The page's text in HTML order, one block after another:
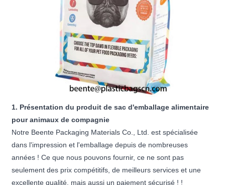
1. Présentation du produit de sac d'emballage alimentaire
pour animaux de compagnie
Notre Beente Packaging Materials Co., Ltd. est spécialisée
dans l'impression et l'emballage depuis de nombreuses
années ! Ce que nous pouvons fournir, ce ne sont pas
seulement des prix compétitifs, de meilleurs services et une
excellente qualité, mais aussi un paiement sécurisé ! !